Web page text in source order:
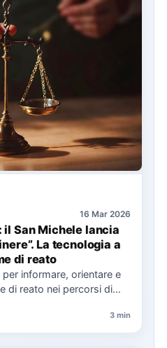
16 Mar 2026
San Michele lancia
La tecnologia a
di reato
per informare, orientare e
di reato nei percorsi di
3 min